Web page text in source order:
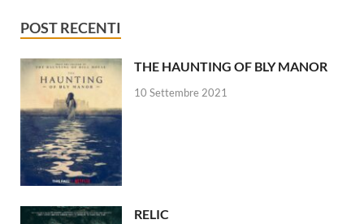
POST RECENTI
THE HAUNTING OF BLY MANOR
10 Settembre 2021
RELIC